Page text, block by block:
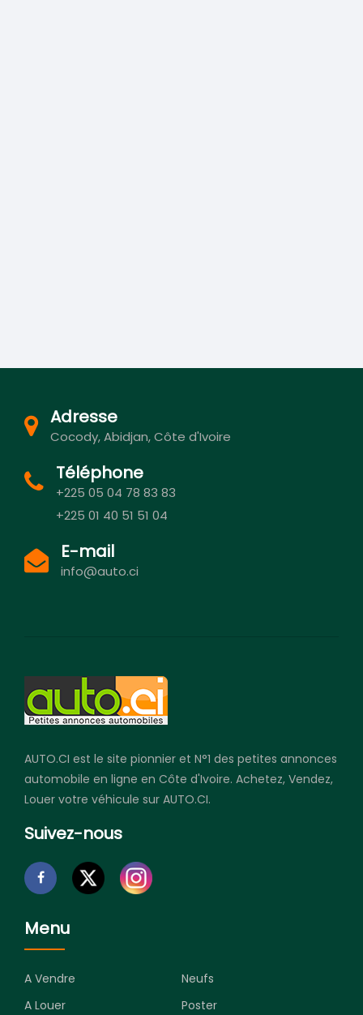
Adresse
Cocody, Abidjan, Côte d'Ivoire
Téléphone
+225 05 04 78 83 83
+225 01 40 51 51 04
E-mail
info@auto.ci
AUTO.CI est le site pionnier et N°1 des petites annonces
automobile en ligne en Côte d'Ivoire. Achetez, Vendez,
Louer votre véhicule sur AUTO.CI.
Suivez-nous
Menu
A Vendre
Neufs
A Louer
Poster